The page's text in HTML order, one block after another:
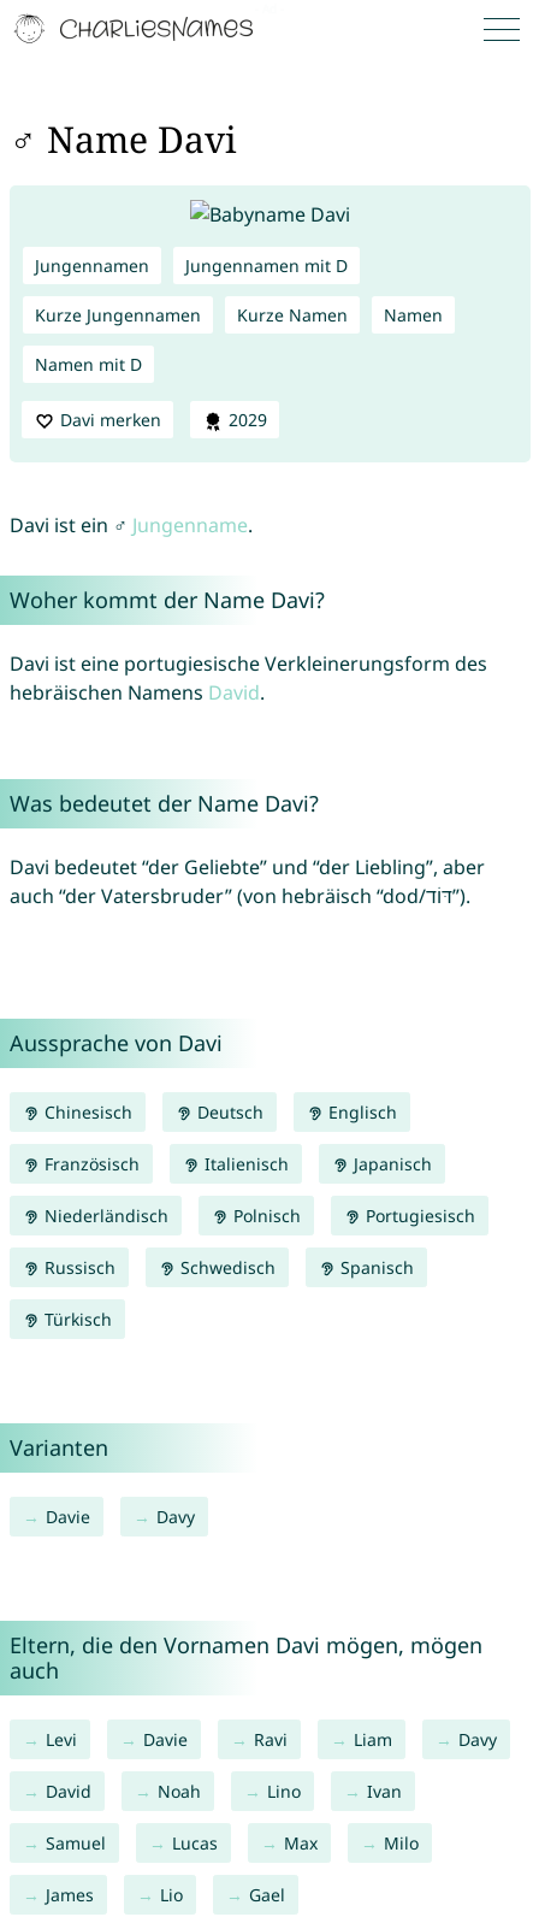
♂ Name Davi
Jungennamen Jungennamen mit D
Kurze Jungennamen Kurze Namen Namen
Namen mit D
Davi merken 2029
Davi ist ein ♂ Jungenname.
Woher kommt der Name Davi?
Davi ist eine portugiesische Verkleinerungsform des
hebräischen Namens David.
Was bedeutet der Name Davi?
Davi bedeutet “der Geliebte” und “der Liebling”, aber
auch “der Vatersbruder” (von hebräisch “dod/דּוֹד”).
Aussprache von Davi
Chinesisch Deutsch Englisch
Französisch Italienisch Japanisch
Niederländisch Polnisch Portugiesisch
Russisch Schwedisch Spanisch
Türkisch
Varianten
Davie Davy
Eltern, die den Vornamen Davi mögen, mögen
auch
Levi Davie Ravi Liam Davy
David Noah Lino Ivan
Samuel Lucas Max Milo
James Lio Gael